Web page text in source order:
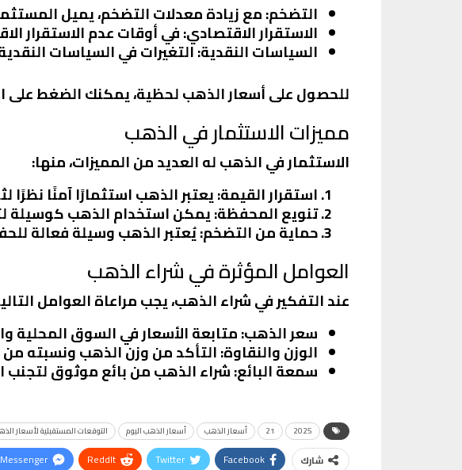
التضخم: مع زيادة معدلات التضخم، يميل
الاستقرار الاقتصادي: في أوقات عدم الاستقرار
السياسات النقدية: التغيرات في السياسات
للحصول علىأسعار الذهب لحظية، يمكنك الضغط على
مميزات الاستثمار في الذهب
الاستثمار في الذهب له العديد من المميزات، منها:
استقرار القيمة: يعتبر الذهب استثمارًا آمنًا
تنويع المحفظة: يمكن استخدام الذهب كوسيلة
حماية من التضخم: يُعتبر الذهب وسيلة فعالة
العوامل المؤثرة في شراء الذهب
عند التفكير في شراء الذهب، يجب مراعاة العوامل
سعر الذهب: متابعة الأسعار في السوق المحلية
الوزن والنقاوة: التأكد من وزن الذهب ونسبته من
سمعة البائع: شراء الذهب من بائع موثوق لتجنب
2025
21 أسعار الذهب أسعار الذهب اليوم التوقعات المستقبلية لأسعار
شارك Facebook
Twitter
ReddIt